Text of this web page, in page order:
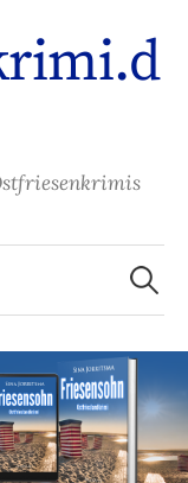
Suchen
nach: